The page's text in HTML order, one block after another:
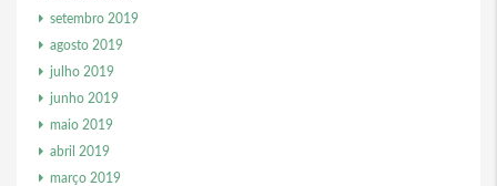
setembro 2019
agosto 2019
julho 2019
junho 2019
maio 2019
abril 2019
março 2019